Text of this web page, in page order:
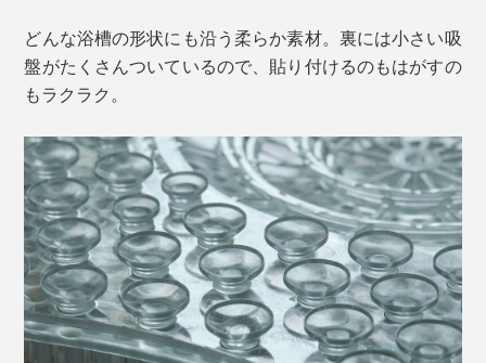
どんな浴槽の形状にも沿う柔らか素材。裏には小さい吸
盤がたくさんついているので、貼り付けるのもはがすの
もラクラク。